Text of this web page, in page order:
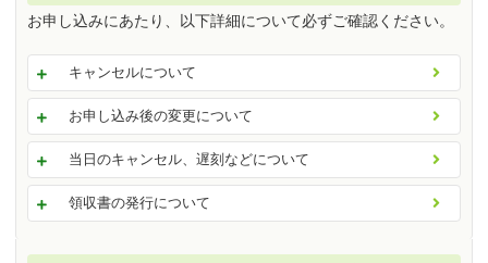
お申し込みにあたり、以下詳細について必ずご確認ください。
キャンセルについて
お申し込み後の変更について
当日のキャンセル、遅刻などについて
領収書の発行について